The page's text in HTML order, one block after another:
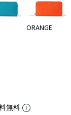
ORANGE
無料